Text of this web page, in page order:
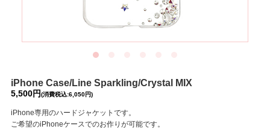
iPhone Case/Line Sparkling/Crystal MIX
5,500円(消費税込:6,050円)
iPhone専用のハードジャケットです。
ご希望のiPhoneケースでのお作りが可能です。